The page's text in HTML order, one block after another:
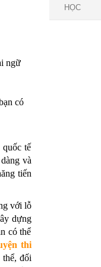
ngữ
có
tế
và
tiến
với lỗ
dựng
có thể
thi
đối
HỌC